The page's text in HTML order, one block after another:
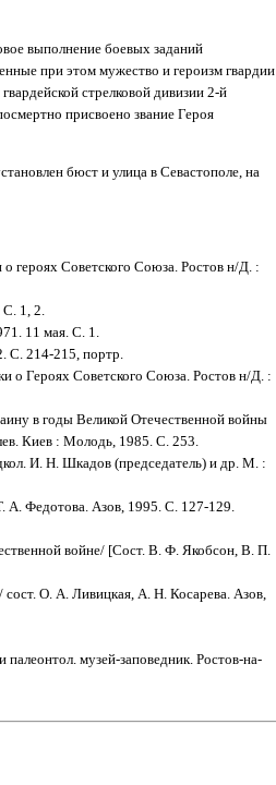
выполнение боевых заданий
при этом мужество и героизм гвардии
стрелковой дивизии 2-й
присвоено звание Героя
бюст и улица в Севастополе, на
героях Советского Союза. Ростов н/Д. :
1, 2.
11 мая. С. 1.
С. 214-215, портр.
о Героях Советского Союза. Ростов н/Д. :
в годы Великой Отечественной войны
Киев : Молодь, 1985. С. 253.
И. Н. Шкадов (председатель) и др. М. :
А. Федотова. Азов, 1995. С. 127-129.
войне/ [Сост. В. Ф. Якобсон, В. П.
О. А. Ливицкая, А. Н. Косарева. Азов,
музей-заповедник. Ростов-на-